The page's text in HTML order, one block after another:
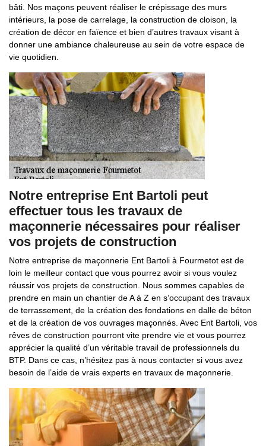
bâti. Nos maçons peuvent réaliser le crépissage des murs
intérieurs, la pose de carrelage, la construction de cloison, la
création de décor en faïence et bien d’autres travaux visant à
donner une ambiance chaleureuse au sein de votre espace de
vie quotidien.
Notre entreprise Ent Bartoli peut
effectuer tous les travaux de
maçonnerie nécessaires pour réaliser
vos projets de construction
Notre entreprise de maçonnerie Ent Bartoli à Fourmetot est de
loin le meilleur contact que vous pourrez avoir si vous voulez
réussir vos projets de construction. Nous sommes capables de
prendre en main un chantier de A à Z en s’occupant des travaux
de terrassement, de la création des fondations en dalle de béton
et de la création de vos ouvrages maçonnés. Avec Ent Bartoli, vos
rêves de construction pourront vite prendre vie et vous pourrez
apprécier la qualité d’un véritable travail de professionnels du
BTP. Dans ce cas, n’hésitez pas à nous contacter si vous avez
besoin de l’aide de vrais experts en travaux de maçonnerie.